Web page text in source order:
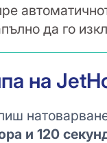
да го
на
и 120